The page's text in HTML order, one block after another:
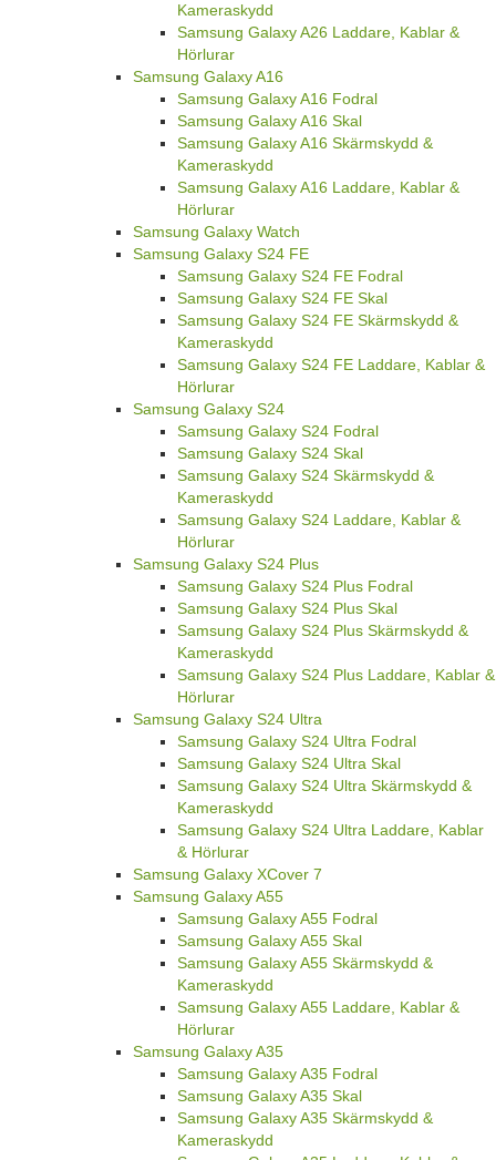
Kameraskydd
Samsung Galaxy A26 Laddare, Kablar &
Hörlurar
Samsung Galaxy A16
Samsung Galaxy A16 Fodral
Samsung Galaxy A16 Skal
Samsung Galaxy A16 Skärmskydd &
Kameraskydd
Samsung Galaxy A16 Laddare, Kablar &
Hörlurar
Samsung Galaxy Watch
Samsung Galaxy S24 FE
Samsung Galaxy S24 FE Fodral
Samsung Galaxy S24 FE Skal
Samsung Galaxy S24 FE Skärmskydd &
Kameraskydd
Samsung Galaxy S24 FE Laddare, Kablar &
Hörlurar
Samsung Galaxy S24
Samsung Galaxy S24 Fodral
Samsung Galaxy S24 Skal
Samsung Galaxy S24 Skärmskydd &
Kameraskydd
Samsung Galaxy S24 Laddare, Kablar &
Hörlurar
Samsung Galaxy S24 Plus
Samsung Galaxy S24 Plus Fodral
Samsung Galaxy S24 Plus Skal
Samsung Galaxy S24 Plus Skärmskydd &
Kameraskydd
Samsung Galaxy S24 Plus Laddare, Kablar &
Hörlurar
Samsung Galaxy S24 Ultra
Samsung Galaxy S24 Ultra Fodral
Samsung Galaxy S24 Ultra Skal
Samsung Galaxy S24 Ultra Skärmskydd &
Kameraskydd
Samsung Galaxy S24 Ultra Laddare, Kablar
& Hörlurar
Samsung Galaxy XCover 7
Samsung Galaxy A55
Samsung Galaxy A55 Fodral
Samsung Galaxy A55 Skal
Samsung Galaxy A55 Skärmskydd &
Kameraskydd
Samsung Galaxy A55 Laddare, Kablar &
Hörlurar
Samsung Galaxy A35
Samsung Galaxy A35 Fodral
Samsung Galaxy A35 Skal
Samsung Galaxy A35 Skärmskydd &
Kameraskydd